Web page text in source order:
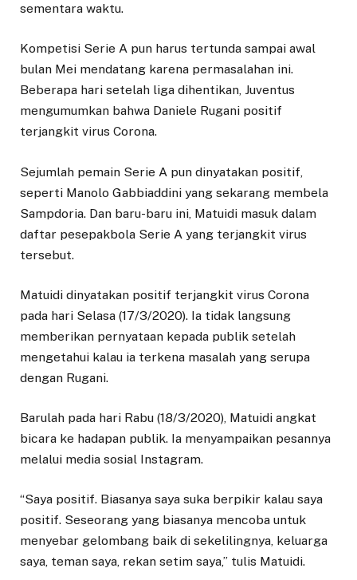
sementara waktu.
Kompetisi Serie A pun harus tertunda sampai awal
bulan Mei mendatang karena permasalahan ini.
Beberapa hari setelah liga dihentikan, Juventus
mengumumkan bahwa Daniele Rugani positif
terjangkit virus Corona.
Sejumlah pemain Serie A pun dinyatakan positif,
seperti Manolo Gabbiaddini yang sekarang membela
Sampdoria. Dan baru-baru ini, Matuidi masuk dalam
daftar pesepakbola Serie A yang terjangkit virus
tersebut.
Matuidi dinyatakan positif terjangkit virus Corona
pada hari Selasa (17/3/2020). Ia tidak langsung
memberikan pernyataan kepada publik setelah
mengetahui kalau ia terkena masalah yang serupa
dengan Rugani.
Barulah pada hari Rabu (18/3/2020), Matuidi angkat
bicara ke hadapan publik. Ia menyampaikan pesannya
melalui media sosial Instagram.
“Saya positif. Biasanya saya suka berpikir kalau saya
positif. Seseorang yang biasanya mencoba untuk
menyebar gelombang baik di sekelilingnya, keluarga
saya, teman saya, rekan setim saya,” tulis Matuidi.